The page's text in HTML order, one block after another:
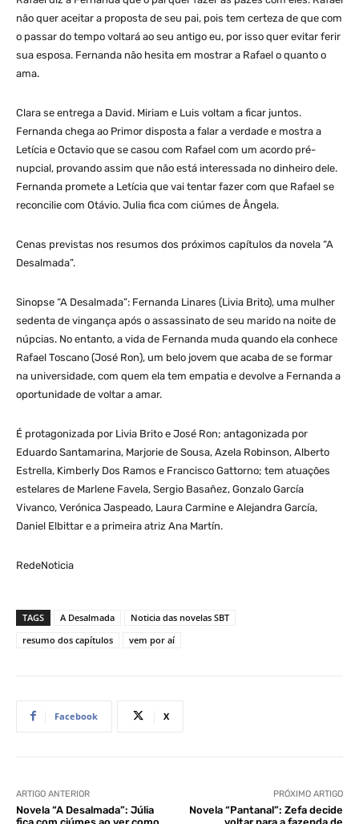
não quer aceitar a proposta de seu pai, pois tem certeza de que com
o passar do tempo voltará ao seu antigo eu, por isso quer evitar ferir
sua esposa. Fernanda não hesita em mostrar a Rafael o quanto o
ama.
Clara se entrega a David. Miriam e Luis voltam a ficar juntos.
Fernanda chega ao Primor disposta a falar a verdade e mostra a
Letícia e Octavio que se casou com Rafael com um acordo pré-
nupcial, provando assim que não está interessada no dinheiro dele.
Fernanda promete a Letícia que vai tentar fazer com que Rafael se
reconcilie com Otávio. Julia fica com ciúmes de Ângela.
Cenas previstas nos resumos dos próximos capítulos da novela “A
Desalmada”.
Sinopse “A Desalmada”: Fernanda Linares (Livia Brito), uma mulher
sedenta de vingança após o assassinato de seu marido na noite de
núpcias. No entanto, a vida de Fernanda muda quando ela conhece
Rafael Toscano (José Ron), um belo jovem que acaba de se formar
na universidade, com quem ela tem empatia e devolve a Fernanda a
oportunidade de voltar a amar.
É protagonizada por Livia Brito e José Ron; antagonizada por
Eduardo Santamarina, Marjorie de Sousa, Azela Robinson, Alberto
Estrella, Kimberly Dos Ramos e Francisco Gattorno; tem atuações
estelares de Marlene Favela, Sergio Basañez, Gonzalo García
Vivanco, Verónica Jaspeado, Laura Carmine e Alejandra García,
Daniel Elbittar e a primeira atriz Ana Martín.
RedeNoticia
TAGS A Desalmada
Noticia das novelas SBT
resumo dos capítulos
vem por aí
Facebook X
ARTIGO ANTERIOR
Novela “A Desalmada”: Júlia
PRÓXIMO ARTIGO
Novela “Pantanal”: Zefa decide